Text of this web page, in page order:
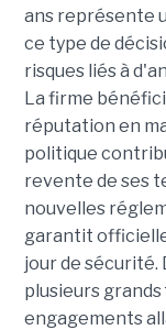
ans représente
ce type de
risques liés à
La firme
réputation en
politique
revente de ses
nouvelles
garantit
jour de sécurité.
plusieurs
engagements